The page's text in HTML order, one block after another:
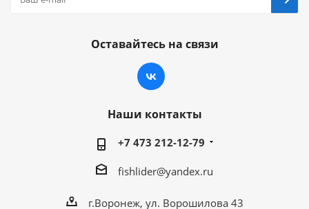
Оставайтесь на связи
Наши контакты
+7 473 212-12-79
fishlider@yandex.ru
г.Воронеж, ул. Ворошилова 43